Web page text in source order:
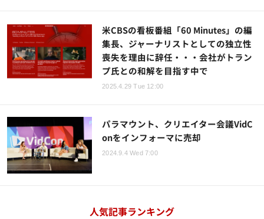
米CBSの看板番組「60 Minutes」の編
集長、ジャーナリストとしての独立性
喪失を理由に辞任・・・会社がトラン
プ氏との和解を目指す中で
2025.4.29 Tue 12:00
パラマウント、クリエイター会議VidC
onをインフォーマに売却
2024.9.4 Wed 7:00
人気記事ランキング